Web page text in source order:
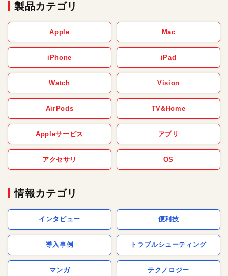
製品カテゴリ
Apple Mac
iPhone iPad
Watch Vision
AirPods TV&Home
Appleサービス アプリ
アクセサリ OS
情報カテゴリ
インタビュー 便利技
導入事例 トラブルシューティング
マンガ テクノロジー